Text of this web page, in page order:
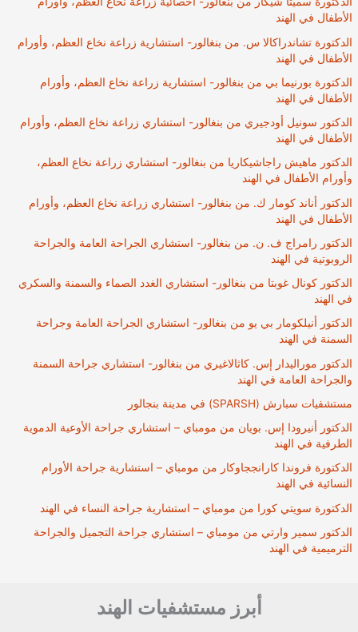
الأطفال في الهند
الدكتورة تشاندراكالا س. من بنغالور- استشارية زراعة نخاع العظم، وأورام
الأطفال في الهند
الدكتورة بورنيما بي من بنغالور- استشارية زراعة نخاع العظم، وأورام
الأطفال في الهند
الدكتور سونيل أودجيري من بنغالور- استشاري زراعة نخاع العظم، وأورام
الأطفال في الهند
الدكتور ماهيش راجاشيكاريا من بنغالور- استشاري زراعة نخاع العظم،
وأورام الأطفال في الهند
الدكتور أناند كومار ك. من بنغالور- استشاري زراعة نخاع العظم، وأورام
الأطفال في الهند
الدكتور رامراج ف. ن. من بنغالور- استشاري الجراحة العامة والجراحة
الروبوتية في الهند
الدكتور كونال غوبتا من بنغالور- استشاري الغدد الصماء والسمنة والسكري
في الهند
الدكتور أنيلكومار بي يو من بنغالور- استشاري الجراحة العامة وجراحة
السمنة في الهند
الدكتور موراليدار إس. كاثالاغيري من بنغالور- استشاري جراحة السمنة
والجراحة العامة في الهند
مستشفيات سبارش (SPARSH) في مدينة بنجالور
الدكتور أنيرودا إس. بويان من مومباي – استشاري جراحة الأوعية الدموية
الطرفية في الهند
الدكتورة فروندا كارانججاوكار من مومباي – استشارية جراحة الأورام
النسائية في الهند
الدكتورة سويتي كورا من مومباي – استشارية جراحة النساء في الهند
الدكتور سمير وارتي من مومباي – استشاري جراحة التجميل والجراحة
الترميمية في الهند
أبرز مستشفيات الهند